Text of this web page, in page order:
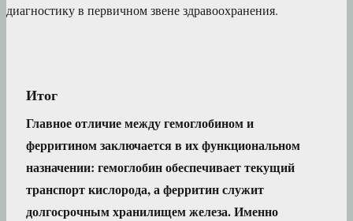
диагностику в первичном звене здравоохранения.
Итог
Главное отличие между гемоглобином и
ферритином заключается в их функциональном
назначении: гемоглобин обеспечивает текущий
транспорт кислорода, а ферритин служит
долгосрочным хранилищем железа. Именно